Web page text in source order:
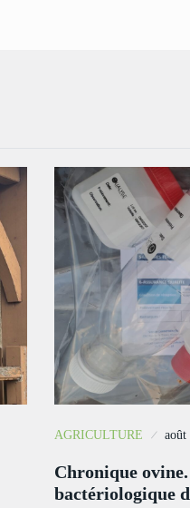
AGRICULTURE août
Chronique
bactériologique